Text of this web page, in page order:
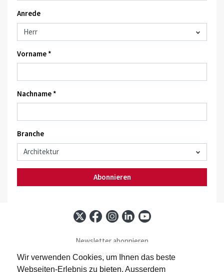
Wir verwenden Cookies, um Ihnen das beste
Webseiten-Erlebnis zu bieten. Ausserdem
Anrede
Vorname *
Nachname *
Branche
Abonnieren
Newsletter abonnieren
Baublatt abonnieren
Kontakt